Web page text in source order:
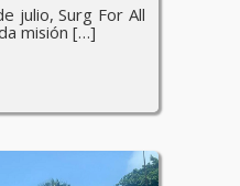
julio, Surg For All
misión […]